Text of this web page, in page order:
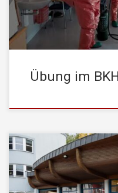
[…]
Übung im
Am 25. Oktober 2025 fand
der Stadtfeuerwehr